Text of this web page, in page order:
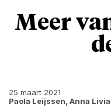
Meer
25 maart 2021
Paola Leijssen, Anna